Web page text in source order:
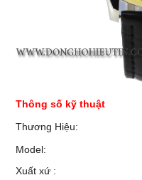
Thông số kỹ thuật
Thương Hiệu:
Model:
Xuất xứ :